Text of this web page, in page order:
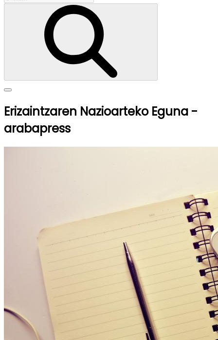
Erizaintzaren Nazioarteko Eguna -
arabapress